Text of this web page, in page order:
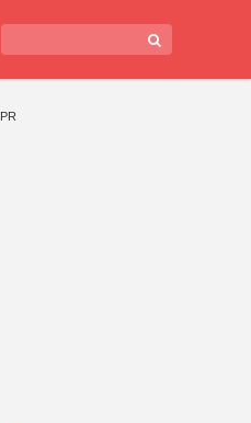
PR